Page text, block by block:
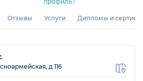
Отзывы Услуги Дипломы и
д 116